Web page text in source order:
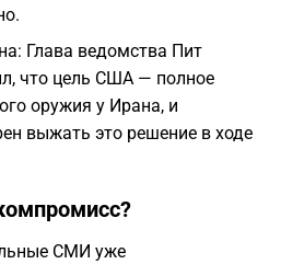
Глава ведомства Пит
что цель США — полное
оружия у Ирана, и
выжать это решение в ходе
СМИ уже